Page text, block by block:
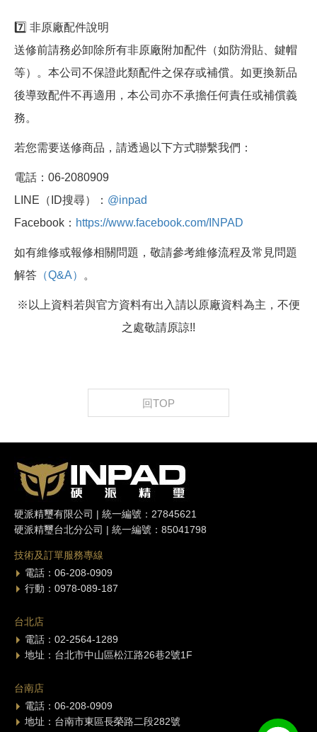
7️⃣ 非原廠配件說明
送修前請務必卸除所有非原廠附加配件（如防滑貼、鍵帽
等）。本公司不保證此類配件之保存或補償。如更換新品
後導致配件不再適用，本公司亦不承擔任何責任或補償義
務。
若您需要送修商品，請透過以下方式聯繫我們：
電話：06-2080909
LINE（ID搜尋）： @inpad
Facebook： https://www.facebook.com/INPAD
如有維修或報修相關問題，敬請參考維修流程及常見問題
解答 （Q&A） 。
※以上資料若與官方資料有出入請以原廠資料為主，不便
之處敬請原諒!!
回TOP
硬派精璽有限公司 | 統一編號：27845621
硬派精璽台北分公司 | 統一編號：85041798
技術及訂單服務專線
電話：06-208-0909
行動：0978-089-187
台北店
電話：02-2564-1289
地址：台北市中山區松江路26巷2號1F
台南店
電話：06-208-0909
地址：台南市東區長榮路二段282號